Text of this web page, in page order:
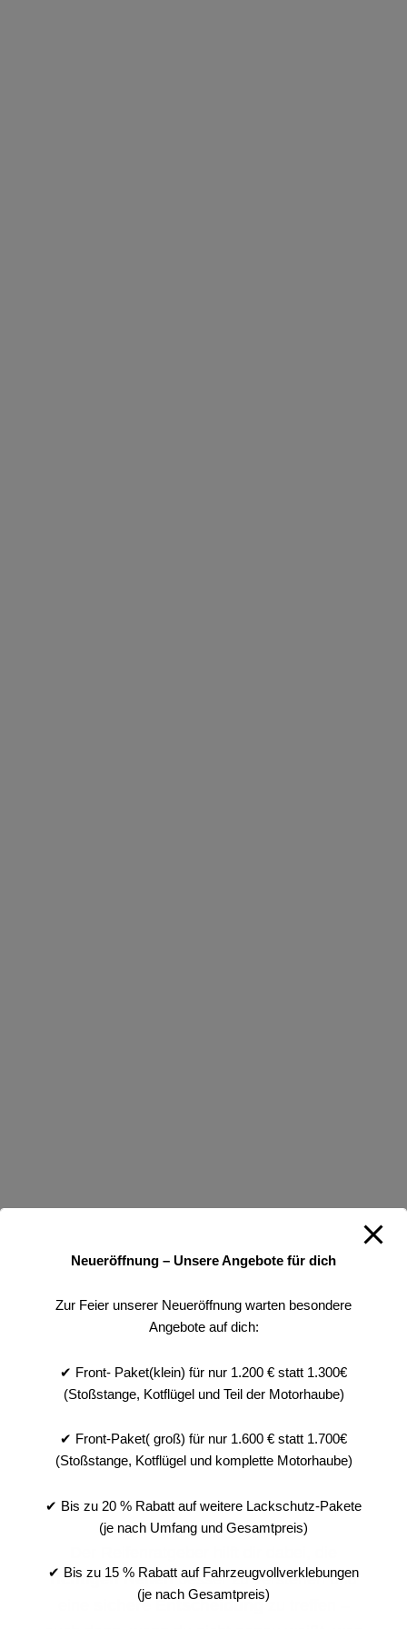
richtigen Reifen besser zu verstehen und
sichere Entscheidungzu treffen –
Neueröffnung – Unsere Angebote für dich
Zur Feier unserer Neueröffnung warten besondere
Angebote auf dich:
✔ Front- Paket(klein) für nur 1.200 € statt 1.300€
(Stoßstange, Kotflügel und Teil der Motorhaube)
✔ Front-Paket( groß) für nur 1.600 € statt 1.700€
(Stoßstange, Kotflügel und komplette Motorhaube)
✔ Bis zu 20 % Rabatt auf weitere Lackschutz-Pakete
(je nach Umfang und Gesamtpreis)
✔ Bis zu 15 % Rabatt auf Fahrzeugvollverklebungen
(je nach Gesamtpreis)